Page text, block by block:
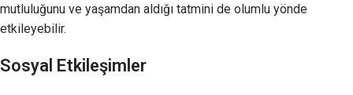
mutluluğunu ve yaşamdan aldığı tatmini de olumlu yönde
etkileyebilir.
Sosyal Etkileşimler